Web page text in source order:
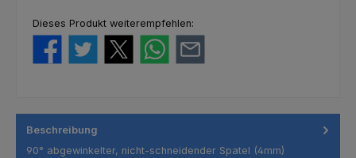
Dieses Produkt weiterempfehlen:
Beschreibung
90° abgewinkelter, nicht-schneidender Spatel (4mm)